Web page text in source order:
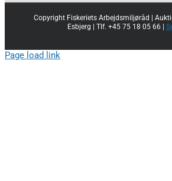
Copyright Fiskeriets Arbejdsmiljøråd |
Esbjerg | Tlf. +45 75 18 05 66 |
Page load link